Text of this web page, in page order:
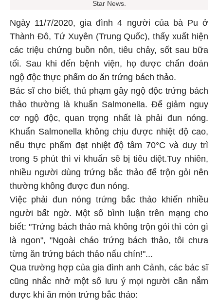
Star News.
Ngày 11/7/2020, gia đình 4 người của bà Pu ở
Thành Đô, Tứ Xuyên (Trung Quốc), thấy xuất hiện
các triệu chứng buồn nôn, tiêu chảy, sốt sau bữa
tối. Sau khi đến bệnh viện, họ được chẩn đoán
ngộ độc thực phẩm do ăn trứng bách thảo.
Bác sĩ cho biết, thủ phạm gây ngộ độc trứng bách
thảo thường là khuẩn Salmonella. Để giảm nguy
cơ ngộ độc, quan trọng nhất là phải đun nóng.
Khuẩn Salmonella không chịu được nhiệt độ cao,
nếu thực phẩm đạt nhiệt độ tâm 70°C và duy trì
trong 5 phút thì vi khuẩn sẽ bị tiêu diệt.Tuy nhiên,
nhiều người dùng trứng bắc thảo để trộn gỏi nên
thường không được đun nóng.
Việc phải đun nóng trứng bắc thảo khiến nhiều
người bất ngờ. Một số bình luận trên mạng cho
biết: "Trứng bách thảo mà không trộn gỏi thì còn gì
là ngon", "Ngoài cháo trứng bách thảo, tôi chưa
từng ăn trứng bách thảo nấu chín!"...
Qua trường hợp của gia đình anh Cảnh, các bác sĩ
cũng nhắc nhở một số lưu ý mọi người cần nắm
được khi ăn món trứng bắc thảo: